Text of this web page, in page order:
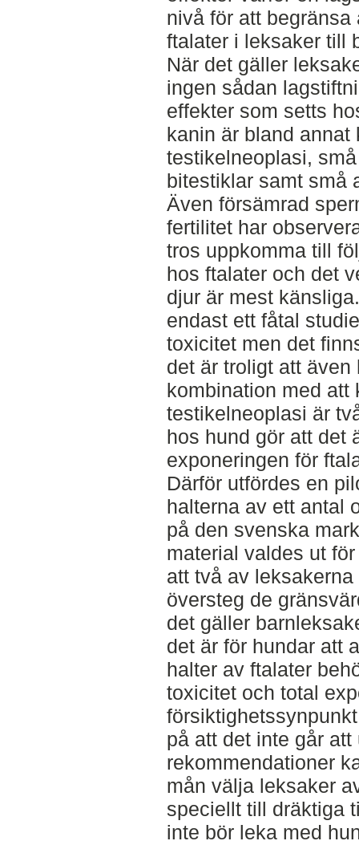
nivå för att
ftalater i leksaker till
När det gäller
ingen sådan
effekter som setts
kanin är bland annat
testikelneoplasi,
bitestiklar samt små
Även försämrad
fertilitet har
tros uppkomma till
hos ftalater och det
djur är mest
endast ett fåtal
toxicitet men det
det är troligt att
kombination med att
testikelneoplasi är
hos hund gör att det
exponeringen för
Därför utfördes en
halterna av ett antal
på den svenska
material valdes ut
att två av
översteg de
det gäller
det är för hundar att
halter av ftalater
toxicitet och total
på att det inte går
rekommendationer
mån välja leksaker
speciellt till dräktiga
inte bör leka med